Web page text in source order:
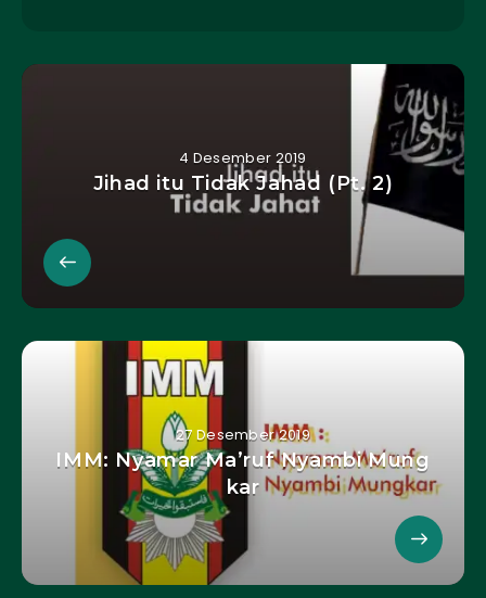
4 Desember 2019
Jihad itu Tidak Jahad (Pt. 2)
27 Desember 2019
IMM: Nyamar Ma’ruf Nyambi Mung
kar